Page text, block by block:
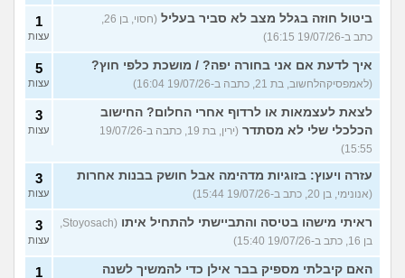
ביטול חוזה בגלל מצב לא סביר בעליל
כתב ב-19/07/26 16:15)
1
עצות
איך לדעת אם אני בחורה יפה? / מושכת כלפי חוץ?
(לאמפסיקהלחשוב, בת 21, כתבה ב-19/07/26 16:04)
5
עצות
לצאת לעצמאות או לרדוף אחרי החלום? החישוב
הכלכלי שלי לא מסתדר
(ירין, בת 19, כתבה ב-19/07/26
15:55)
3
עצות
עזרה ויעוץ: בזוגיות מדהימה אבל חושק בבנות אחרות
(אנונימי, בן 20, כתב ב-19/07/26 15:44)
3
עצות
ראיתי מישהו בטיסה והתביישתי להתחיל איתו
בן 16, כתב ב-19/07/26 15:40)
3
עצות
האם קיבלתי מספיק בבר אילן כדי להמשיך לשנה
1